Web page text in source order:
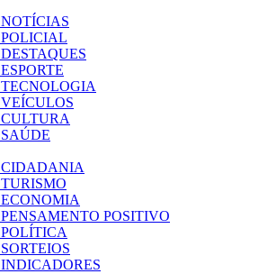
NOTÍCIAS
POLICIAL
DESTAQUES
ESPORTE
TECNOLOGIA
VEÍCULOS
CULTURA
SAÚDE
CIDADANIA
TURISMO
ECONOMIA
PENSAMENTO POSITIVO
POLÍTICA
SORTEIOS
INDICADORES